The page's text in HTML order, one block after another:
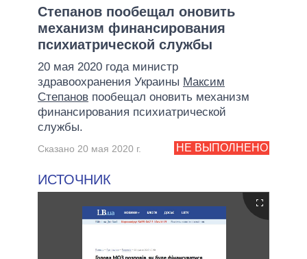
ДАЙДЖЕСТЫ
ВЕРХОВНАЯ РАДА
КАБИНЕТ МИНИСТРОВ
ГЛАВЫ ОБЛАДМИНИСТРАЦИЙ
МЭРЫ
ВСЕ ПЕРСОНЫ
ПОДДЕРЖАТЬ
Степанов пообещал оновить
механизм финансирования
психиатрической службы
20 мая 2020 года министр
здравоохранения Украины Максим
Степанов пообещал оновить механизм
финансирования психиатрической
службы.
НЕ ВЫПОЛНЕНО
Сказано 20 мая 2020 г.
ИСТОЧНИК